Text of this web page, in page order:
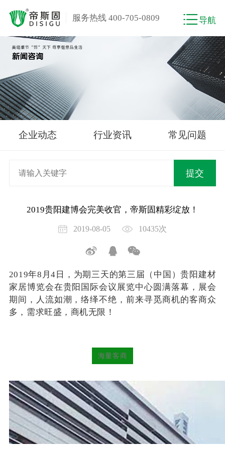
服务热线 400-705-0809 导航
企业动态 行业资讯 常见问题
2019贵阳建博会完美收官，帝斯固精彩绽放！
2019-08-05 10435次
2019年8月4日，为期三天的第三届（中国）贵阳建材
家居博览会在贵阳国际会议展览中心圆满落幕， 展会
期间，人流如潮，络绎不绝，前来寻觅商机的客商众
多，需求旺盛，商机无限！
海量客商